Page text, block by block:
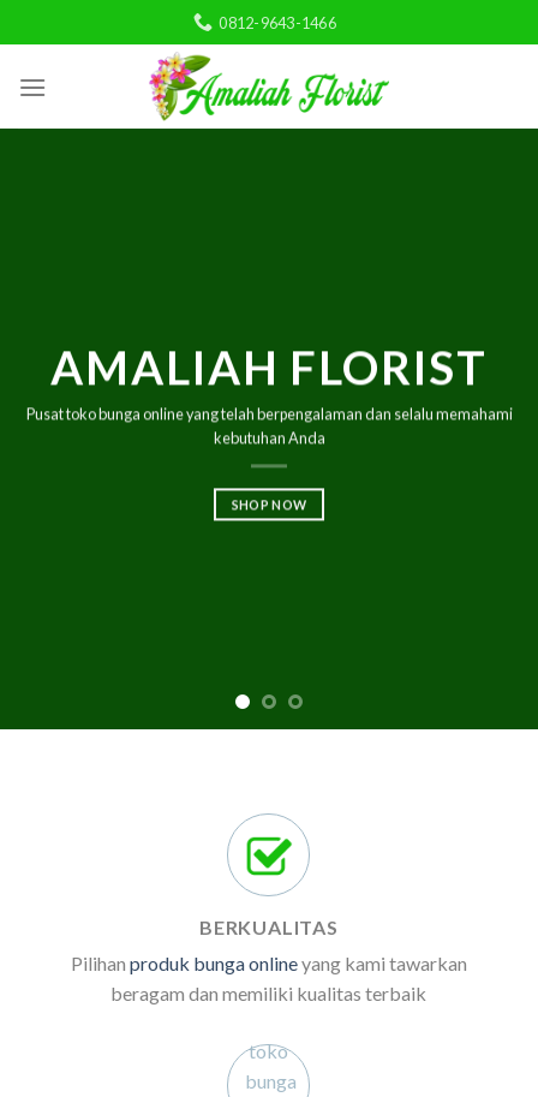
to
content
0812-9643-1466
AMALIAH FLORIST
Pusattoko bunga onlineyang telah berpengalaman dan selalu memahami
kebutuhan Anda
SHOP NOW
BERKUALITAS
Pilihan produk bunga onlineyang kami tawarkan
beragam dan memiliki kualitas terbaik